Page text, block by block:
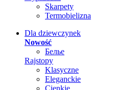
Skarpety
Termobielizna
Dla dziewczynek
Nowość
Белье
Rajstopy
Klasyczne
Eleganckie
Cienkie